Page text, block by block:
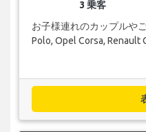
3 乗客
お子様連れのカップルや
Polo, Opel Corsa, Renault